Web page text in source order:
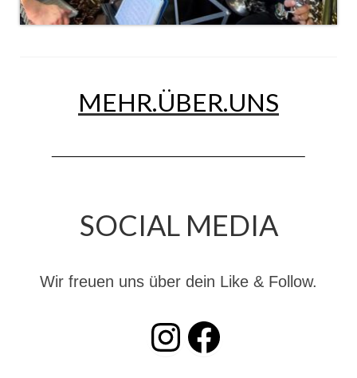
GDekonP-Zug
10 Jahre KatS-Zug
Infos
Chronik des Musikzug
Christkindwiegen 2024
MEHR.ÜBER.UNS
SOCIAL MEDIA
Wir freuen uns über dein Like & Follow.
INSTAGRAM Facebook